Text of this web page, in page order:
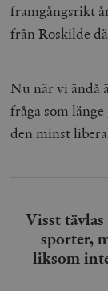
framgångsrikt
från Roskilde
Nu när vi ändå
fråga som
den minst
Visst
sporter,
liksom